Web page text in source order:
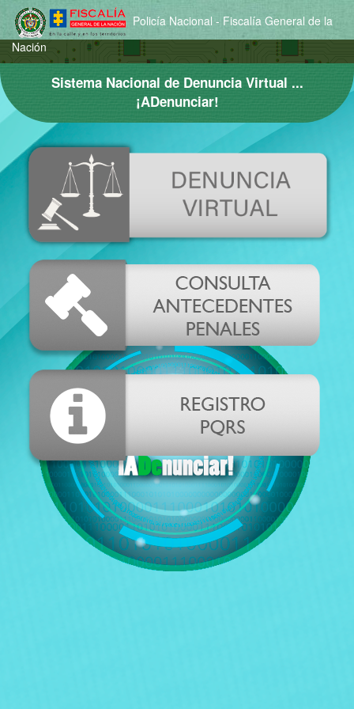
Policía Nacional - Fiscalía General de la
Nación
Sistema Nacional de Denuncia Virtual ...
¡ADenunciar!